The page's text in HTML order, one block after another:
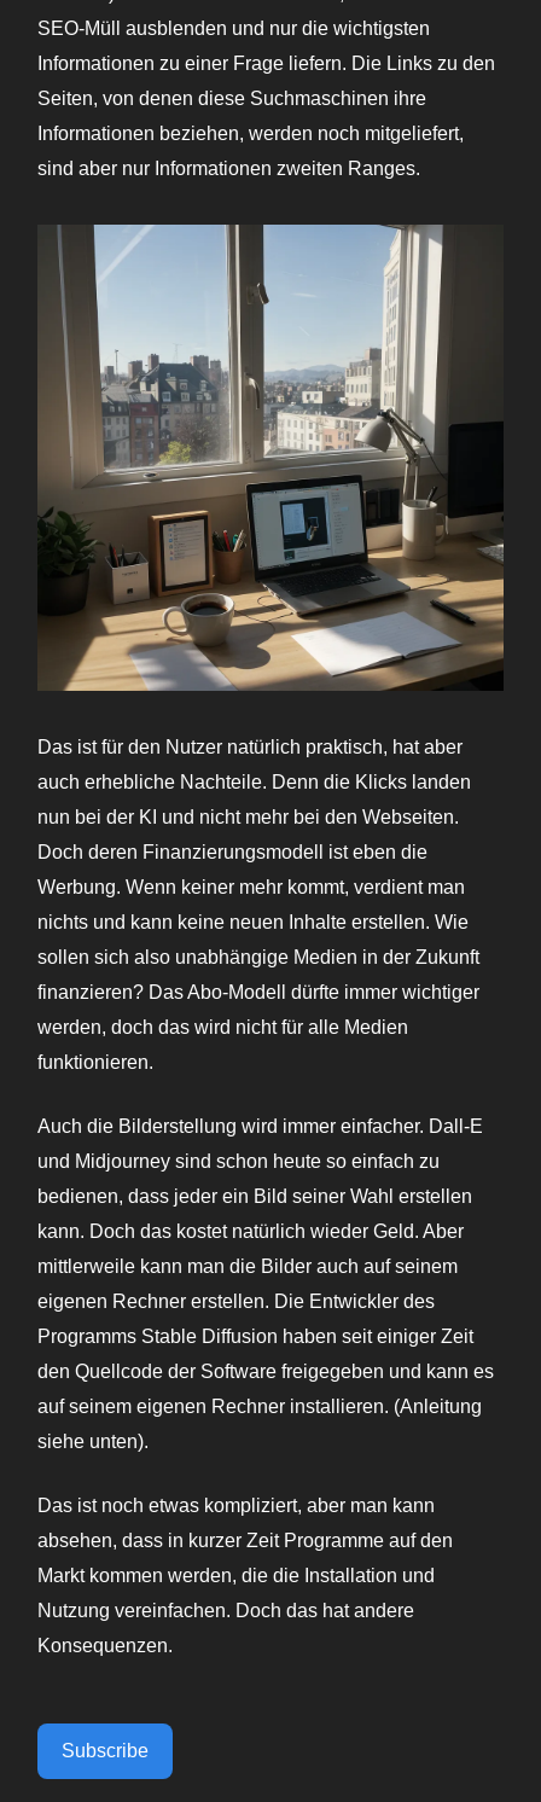
SEO-Müll ausblenden und nur die wichtigsten
Informationen zu einer Frage liefern. Die Links zu den
Seiten, von denen diese Suchmaschinen ihre
Informationen beziehen, werden noch mitgeliefert,
sind aber nur Informationen zweiten Ranges.
Das ist für den Nutzer natürlich praktisch, hat aber
auch erhebliche Nachteile. Denn die Klicks landen
nun bei der KI und nicht mehr bei den Webseiten.
Doch deren Finanzierungsmodell ist eben die
Werbung. Wenn keiner mehr kommt, verdient man
nichts und kann keine neuen Inhalte erstellen. Wie
sollen sich also unabhängige Medien in der Zukunft
finanzieren? Das Abo-Modell dürfte immer wichtiger
werden, doch das wird nicht für alle Medien
funktionieren.
Auch die Bilderstellung wird immer einfacher. Dall-E
und Midjourney sind schon heute so einfach zu
bedienen, dass jeder ein Bild seiner Wahl erstellen
kann. Doch das kostet natürlich wieder Geld. Aber
mittlerweile kann man die Bilder auch auf seinem
eigenen Rechner erstellen. Die Entwickler des
Programms Stable Diffusion haben seit einiger Zeit
den Quellcode der Software freigegeben und kann es
auf seinem eigenen Rechner installieren. (Anleitung
siehe unten).
Das ist noch etwas kompliziert, aber man kann
absehen, dass in kurzer Zeit Programme auf den
Markt kommen werden, die die Installation und
Nutzung vereinfachen. Doch das hat andere
Konsequenzen.
Subscribe